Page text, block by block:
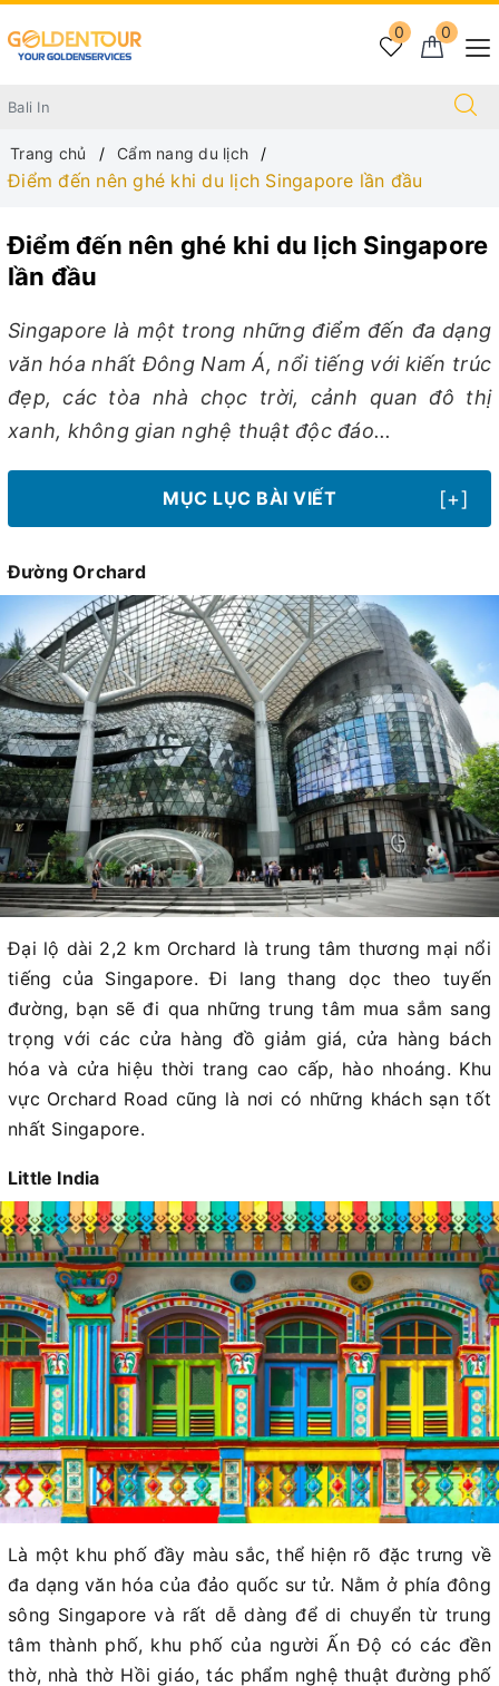
0
0
Trang chủ Cẩm nang du lịch
Điểm đến nên ghé khi du lịch Singapore lần đầu
Điểm đến nên ghé khi du lịch Singapore
lần đầu
Singapore là một trong những điểm đến đa dạng
văn hóa nhất Đông Nam Á, nổi tiếng với kiến ​​trúc
đẹp, các tòa nhà chọc trời, cảnh quan đô thị
xanh, không gian nghệ thuật độc đáo...
MỤC LỤC BÀI VIẾT [+]
Đường Orchard
Đại lộ dài 2,2 km Orchard là trung tâm thương mại nổi
tiếng của Singapore. Đi lang thang dọc theo tuyến
đường, bạn sẽ đi qua những trung tâm mua sắm sang
trọng với các cửa hàng đồ giảm giá, cửa hàng bách
hóa và cửa hiệu thời trang cao cấp, hào nhoáng. Khu
vực Orchard Road cũng là nơi có những khách sạn tốt
nhất Singapore.
Little India
Là một khu phố đầy màu sắc, thể hiện rõ đặc trưng về
đa dạng văn hóa của đảo quốc sư tử. Nằm ở phía đông
sông Singapore và rất dễ dàng để di chuyển từ trung
tâm thành phố, khu phố của người Ấn Độ có các đền
thờ, nhà thờ Hồi giáo, tác phẩm nghệ thuật đường phố